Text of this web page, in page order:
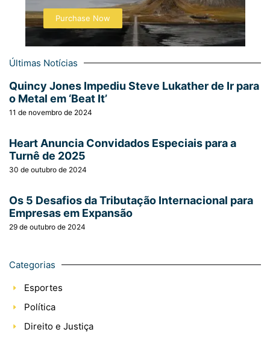
Purchase Now
Últimas Notícias
Quincy Jones Impediu Steve Lukather de Ir para
o Metal em ‘Beat It’
11 de novembro de 2024
Heart Anuncia Convidados Especiais para a
Turnê de 2025
30 de outubro de 2024
Os 5 Desafios da Tributação Internacional para
Empresas em Expansão
29 de outubro de 2024
Categorias
Esportes
Política
Direito e Justiça